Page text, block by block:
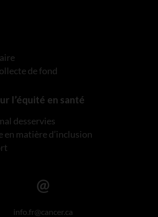
de fond
l’équité en santé
desservies
en matière d’inclusion
info.fr@cancer.ca